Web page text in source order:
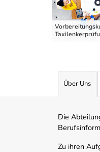
Über Uns
Die
Zu ihren